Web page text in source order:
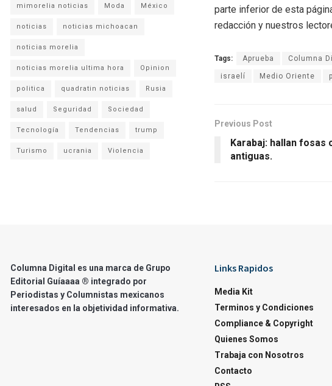
parte inferior de esta
redacción y nuestros
Tags: Aprueba Columna
israelí Medio Oriente
Previous Post
Karabaj: hallan fosas
antiguas.
mimorelia noticias Moda México
noticias noticias michoacan
noticias morelia
noticias morelia ultima hora Opinion
politica quadratin noticias Rusia
salud Seguridad Sociedad
Tecnología Tendencias trump
Turismo ucrania Violencia
Columna Digital es una marca de Grupo
Editorial Guíaaaa ® integrado por
Periodistas y Columnistas mexicanos
interesados en la objetividad informativa.
Links Rapidos
Media Kit
Terminos y Condiciones
Compliance & Copyright
Quienes Somos
Trabaja con Nosotros
Contacto